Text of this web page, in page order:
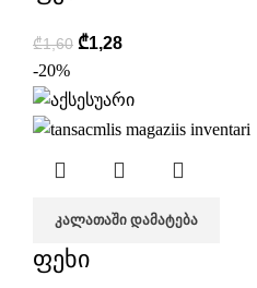
₾1,60 ₾1,28
-20%
ᲙᲐᲚᲐᲗᲐᲨᲘ ᲓᲐᲛᲐᲢᲔᲑᲐ
ფეხი